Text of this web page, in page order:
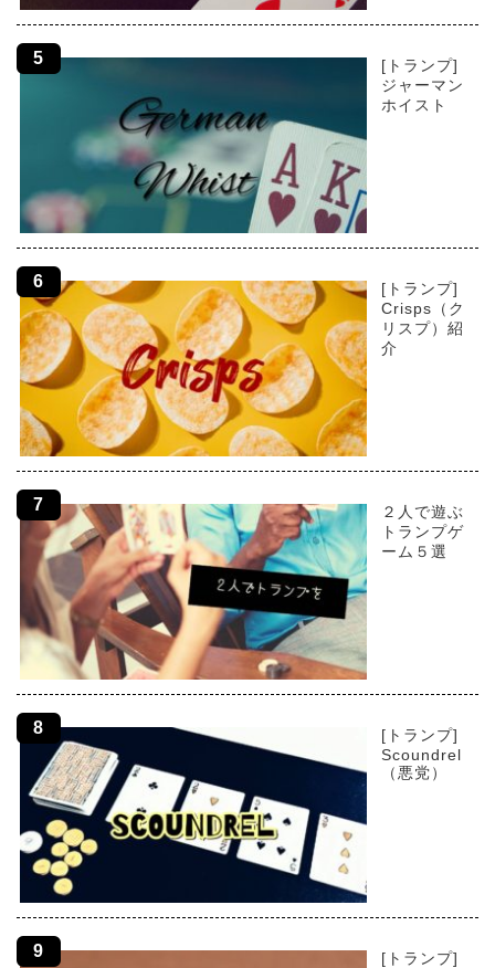
[トランプ]
ジャーマン
ホイスト
[トランプ]
Crisps（ク
リスプ）紹
介
２人で遊ぶ
トランプゲ
ーム５選
[トランプ]
Scoundrel
（悪党）
[トランプ]